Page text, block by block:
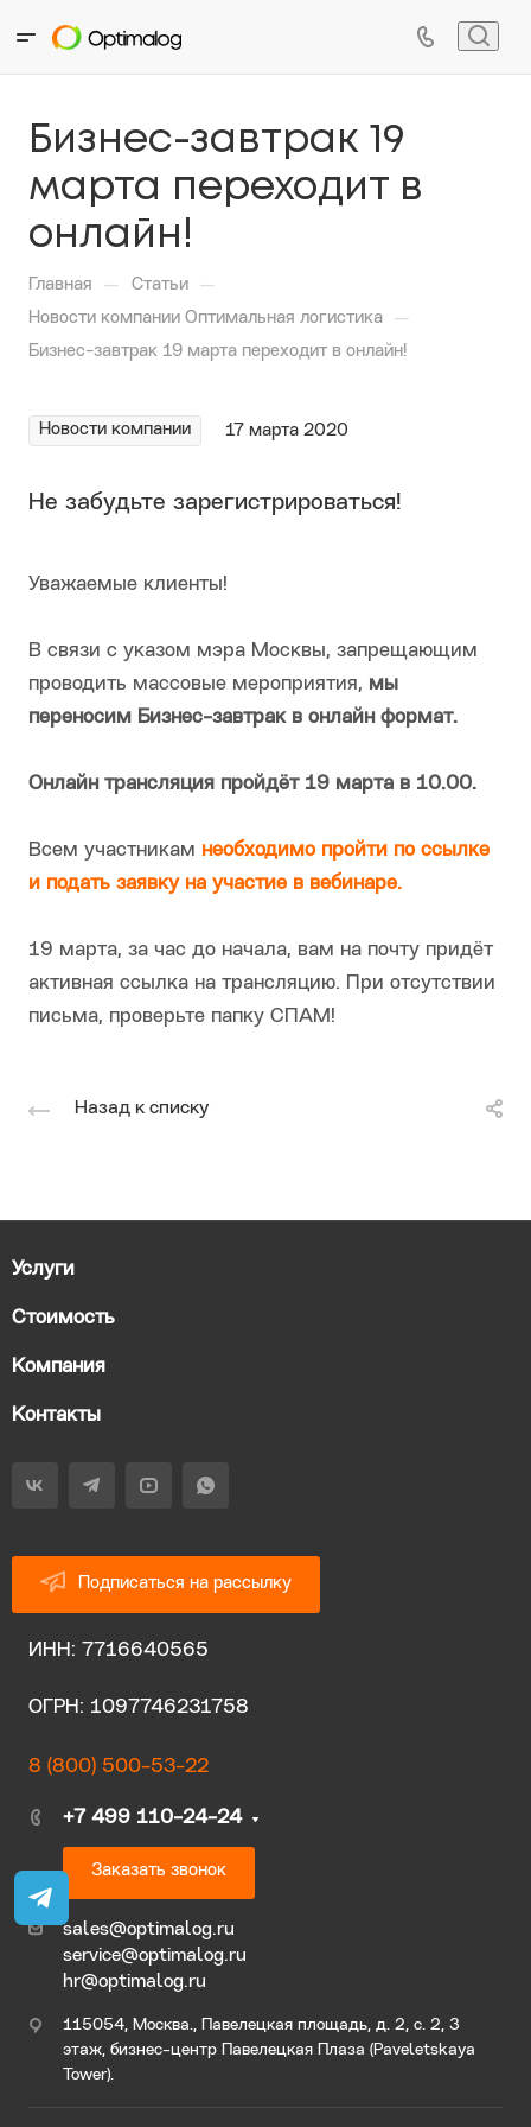
Бизнес-завтрак 19
марта переходит в
онлайн!
Главная — Статьи —
Новости компании Оптимальная логистика —
Бизнес-завтрак 19 марта переходит в онлайн!
Новости компании 17 марта 2020
Не забудьте зарегистрироваться!
Уважаемые клиенты!
В связи с указом мэра Москвы, запрещающим
проводить массовые мероприятия, мы
переносим Бизнес-завтрак в онлайн формат.
Онлайн трансляция пройдёт 19 марта в 10.00.
Всем участникам необходимо пройти по ссылке
и подать заявку на участие в вебинаре.
19 марта, за час до начала, вам на почту придёт
активная ссылка на трансляцию. При отсутствии
письма, проверьте папку СПАМ!
Назад к списку
Услуги
Стоимость
Компания
Контакты
Подписаться на рассылку
ИНН: 7716640565
ОГРН: 1097746231758
8 (800) 500-53-22
+7 499 110-24-24
Заказать звонок
sales@optimalog.ru
service@optimalog.ru
hr@optimalog.ru
115054, Москва., Павелецкая площадь, д. 2, с. 2, 3
этаж, бизнес-центр Павелецкая Плаза (Paveletskaya
Tower).